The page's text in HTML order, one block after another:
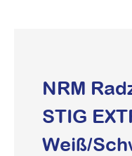
NRM
STIG
Weiß/